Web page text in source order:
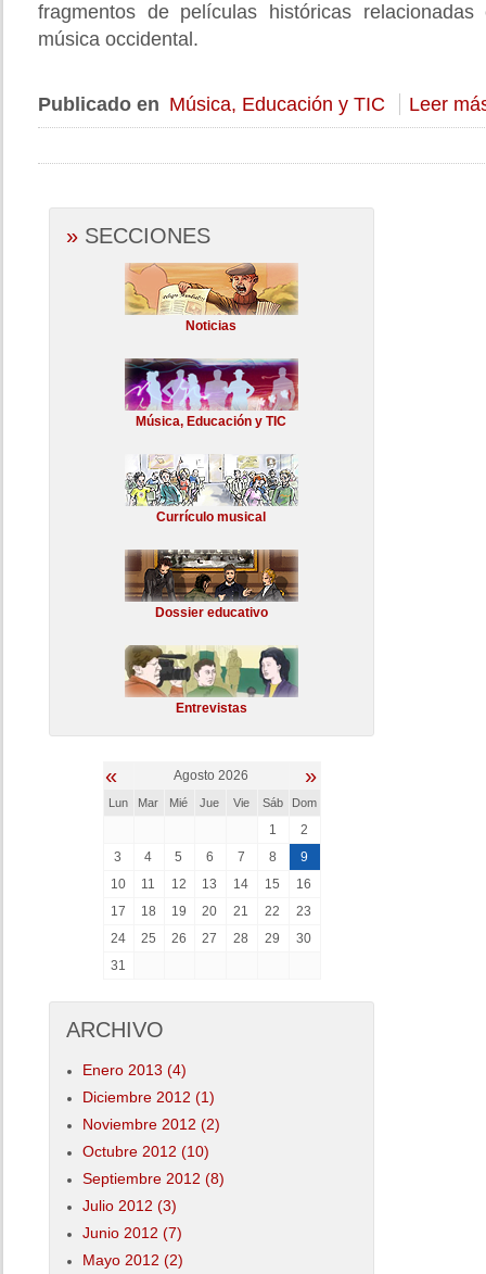
fragmentos de películas históricas
música occidental.
Publicado en Música, Educación y TIC Leer
» SECCIONES
Noticias
Música, Educación y TIC
Currículo musical
Dossier educativo
Entrevistas
« Agosto 2026 »
Lun Mar Mié Jue Vie Sáb Dom
1
2
3
4 5 6 7 8
9
10
11 12 13 14 15
16
17
18 19 20 21 22
23
24
25 26 27 28 29
30
31
ARCHIVO
Enero 2013 (4)
Diciembre 2012 (1)
Noviembre 2012 (2)
Octubre 2012 (10)
Septiembre 2012 (8)
Julio 2012 (3)
Junio 2012 (7)
Mayo 2012 (2)